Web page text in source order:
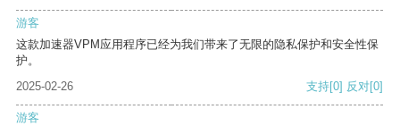
游客
这款加速器VPM应用程序已经为我们带来了无限的隐私保护和安全性保
护。
2025-02-26
支持[0] 反对[0]
游客